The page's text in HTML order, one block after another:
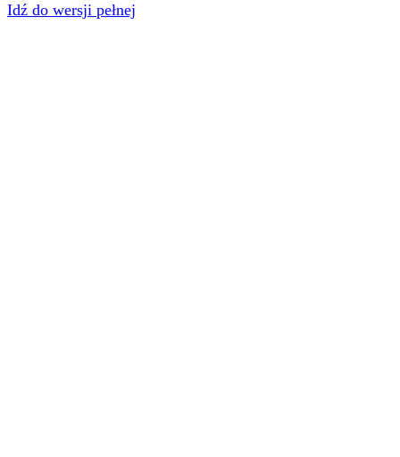
Idź do wersji pełnej